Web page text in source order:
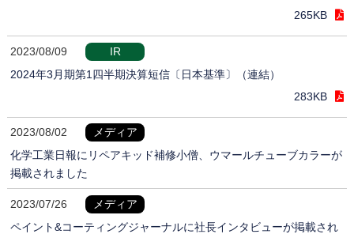
265KB
2023/08/09
IR
2024年3月期第1四半期決算短信〔日本基準〕（連結）
283KB
2023/08/02
メディア
化学工業日報にリペアキッド補修小僧、ウマールチューブカラーが
掲載されました
2023/07/26
メディア
ペイント&コーティングジャーナルに社長インタビューが掲載され